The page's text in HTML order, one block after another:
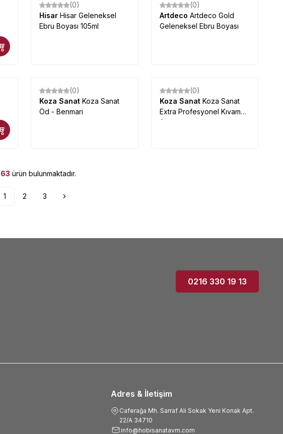
(0)
Hisar Hisar Geleneksel
Ebru Boyası 105ml
(0)
Artdeco Artdeco Gold
Geleneksel Ebru Boyası
(0)
Koza Sanat Koza Sanat
Öd - Benmari
(0)
Koza Sanat Koza Sanat
Extra Profesyonel Kıvam
Arttırıcı
63 ürün bulunmaktadır.
1 2 3
0216 330 19 13
Adres & İletişim
Caferağa Mh. Sarraf Ali Sokak Yeni Konak Apt.
22/A 34710
info@hobisanatavm.com